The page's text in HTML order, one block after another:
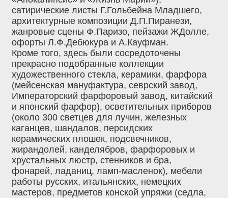
сатирические листы Г.Гольбейна Младшего,
архитектурные композиции Д.П.Пиранези,
жанровые сцены Ф.Паризо, пейзажи ЖДолле,
офорты Л.Ф.Дебюкура и А.Кауфман.
Кроме того, здесь были сосредоточены
прекрасно подобранные коллекции
художественного стекла, керамики, фарфора
(мейсенская мануфактура, севрский завод,
Императорский фарфоровый завод, китайский
и японский фарфор), осветительных приборов
(около 300 светцев для лучин, железных
каганцев, шандалов, персидских
керамических плошек, подсвечников,
жирандолей, канделябров, фарфоровых и
хрустальных люстр, стенников и бра,
фонарей, ладаниц, ламп-масленок), мебели
работы русских, итальянских, немецких
мастеров, предметов конской упряжи (седла,